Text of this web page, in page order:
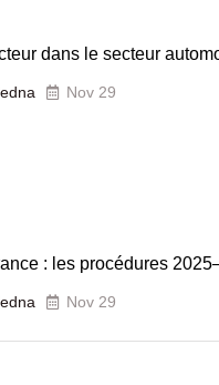
France
et
écoles
dans le secteur
Nov 29
: les procédures
Nov 29